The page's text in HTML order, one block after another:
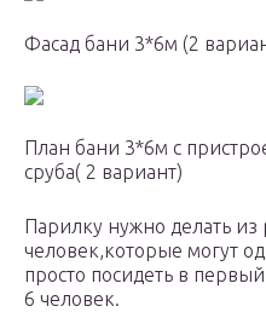
Фасад бани 3*6м (2
План бани 3*6м с
сруба( 2 вариант)
Парилку нужно делать из
человек,которые могут
просто посидеть в
6 человек.